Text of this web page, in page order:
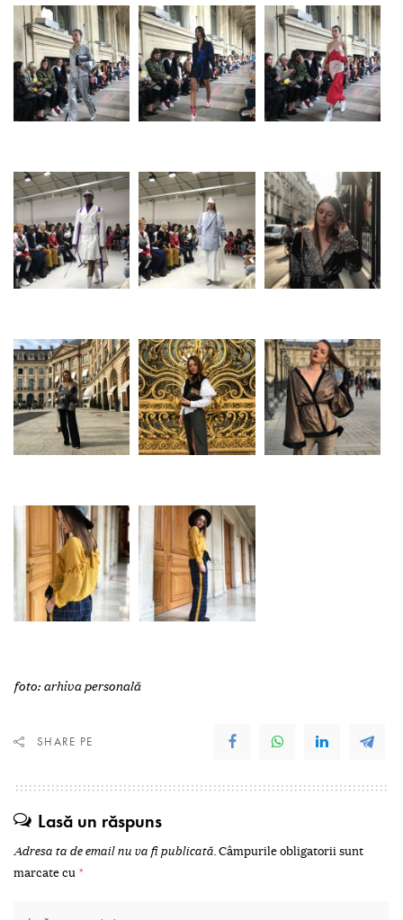
foto: arhiva personală
SHARE PE
Lasă un răspuns
Adresa ta de email nu va fi publicată.Câmpurile obligatorii sunt
marcate cu *